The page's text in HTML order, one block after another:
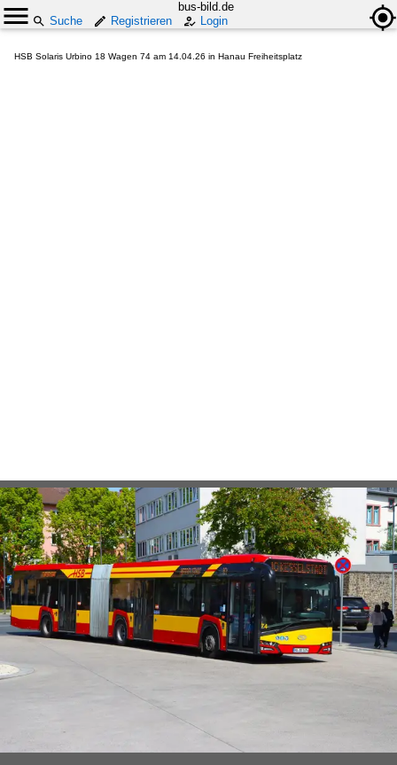
bus-bild.de
Suche
Registrieren Login
HSB Solaris Urbino 18 Wagen 74 am 14.04.26 in Hanau Freiheitsplatz